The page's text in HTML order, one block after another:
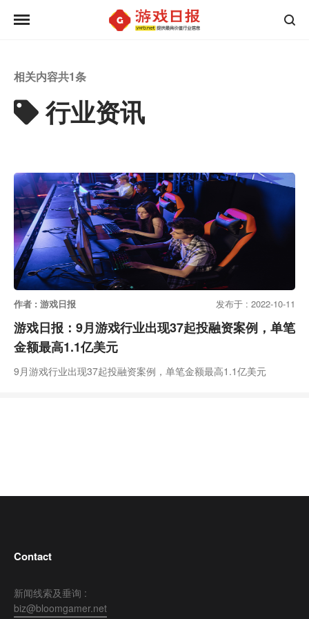
相关内容共1条
行业资讯
作者 : 游戏日报 发布于 : 2022-10-11
游戏日报：9月游戏行业出现37起投融资案例，单笔
金额最高1.1亿美元
9月游戏行业出现37起投融资案例，单笔金额最高1.1亿美元
Contact
新闻线索及垂询 :
biz@bloomgamer.net